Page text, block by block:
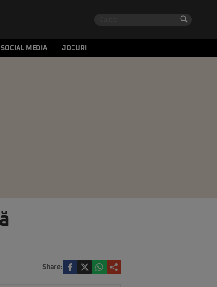
SOCIAL MEDIA JOCURI
Share: